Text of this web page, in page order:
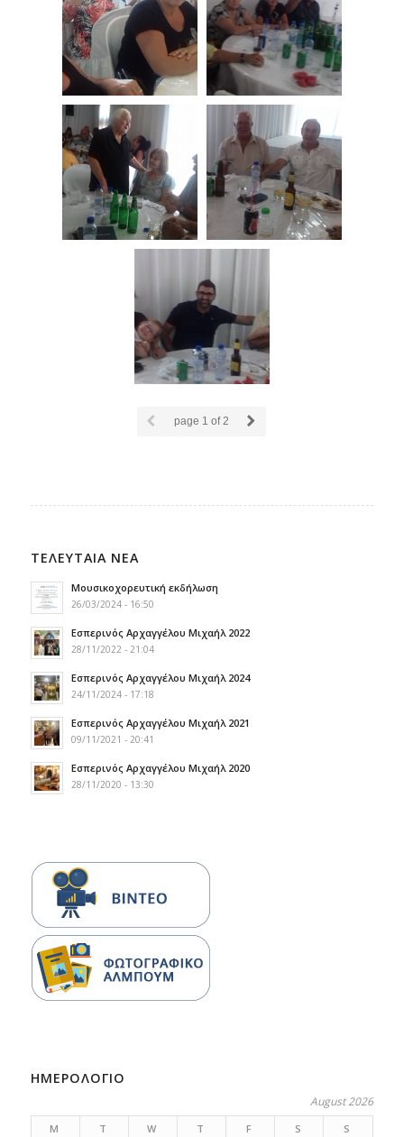
page 1 of 2
ΤΕΛΕΥΤΑΙΑ ΝΕΑ
Μουσικοχορευτική εκδήλωση
26/03/2024 - 16:50
Εσπερινός Αρχαγγέλου Μιχαήλ 2022
28/11/2022 - 21:04
Εσπερινός Αρχαγγέλου Μιχαήλ 2024
24/11/2024 - 17:18
Εσπερινός Αρχαγγέλου Μιχαήλ 2021
09/11/2021 - 20:41
Εσπερινός Αρχαγγέλου Μιχαήλ 2020
28/11/2020 - 13:30
ΗΜΕΡΟΛΟΓΙΟ
August 2026
M T W T F S
S